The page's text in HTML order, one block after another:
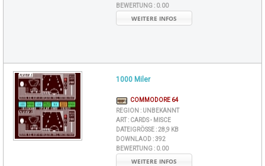
BEWERTUNG : 0.00
WEITERE INFOS
1000 Miler
COMMODORE 64
REGION : UNBEKANNT
ART : CARDS - MISCE
DATEIGRÖSSE : 28,9 KB
DOWNLAOD :392
BEWERTUNG : 0.00
WEITERE INFOS